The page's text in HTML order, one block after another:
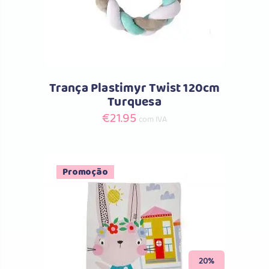
Trança Plastimyr Twist 120cm
Turquesa
€21.95 com IVA
Promoção
20%
Comprar